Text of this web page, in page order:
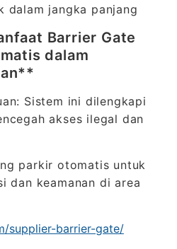
dalam jangka panjang
Barrier Gate
dalam
Sistem ini dilengkapi
akses ilegal dan
parkir otomatis untuk
dan keamanan di area
supplier-barrier-gate/